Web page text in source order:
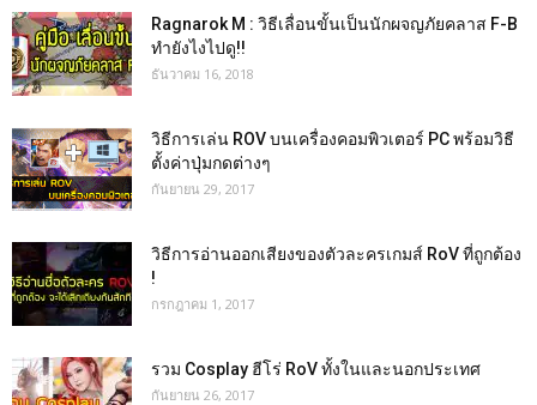
Ragnarok M : วิธีเลื่อนขั้นเป็นนักผจญภัยคลาส F-B
ทำยังไงไปดู!!
ธันวาคม 16, 2018
วิธีการเล่น ROV บนเครื่องคอมพิวเตอร์ PC พร้อมวิธี
ตั้งค่าปุ่มกดต่างๆ
กันยายน 29, 2017
วิธีการอ่านออกเสียงของตัวละครเกมส์ RoV ที่ถูกต้อง
!
กรกฎาคม 1, 2017
รวม Cosplay ฮีโร่ RoV ทั้งในและนอกประเทศ
กันยายน 26, 2017